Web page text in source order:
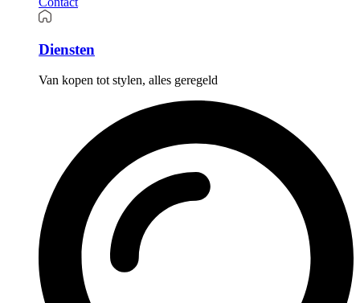
Diensten
Van kopen tot stylen, alles geregeld